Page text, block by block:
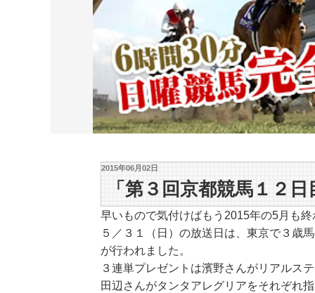
2015年06月02日
「第３回京都競馬１２
早いもので気付けばもう2015年の5月も終
５／３１（日）の放送日は、東京で３歳
が行われました。
３連単プレゼントは濱野さんがリアルス
田辺さんがタンタアレグリアをそれぞれ